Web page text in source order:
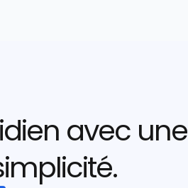
avec une